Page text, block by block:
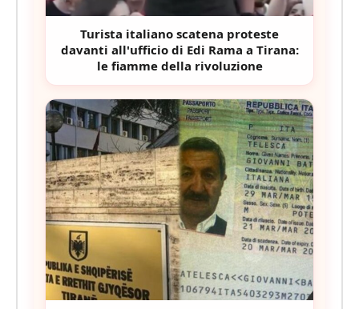
Turista italiano scatena proteste
davanti all'ufficio di Edi Rama a Tirana:
le fiamme della rivoluzione